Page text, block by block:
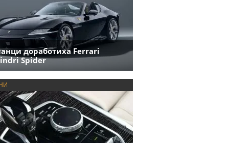
доработиха Ferrari
Spider